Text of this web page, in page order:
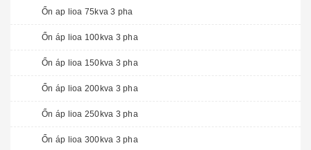
Ổn ap lioa 75kva 3 pha
Ổn áp lioa 100kva 3 pha
Ổn áp lioa 150kva 3 pha
Ổn áp lioa 200kva 3 pha
Ổn áp lioa 250kva 3 pha
Ổn áp lioa 300kva 3 pha